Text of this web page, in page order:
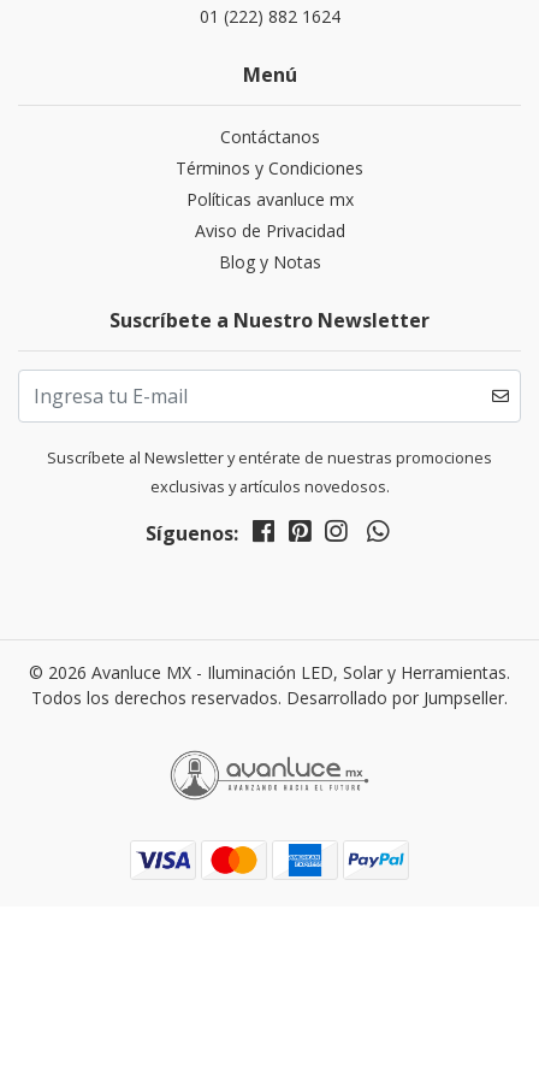
01 (222) 882 1624
Menú
Contáctanos
Términos y Condiciones
Políticas avanluce mx
Aviso de Privacidad
Blog y Notas
Suscríbete a Nuestro Newsletter
Suscríbete al Newsletter y entérate de nuestras promociones
exclusivas y artículos novedosos.
Síguenos:
© 2026 Avanluce MX - Iluminación LED, Solar y Herramientas.
Todos los derechos reservados. Desarrollado por Jumpseller.